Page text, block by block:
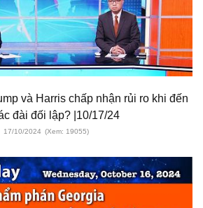
và Harris chấp nhận rủi ro khi đến
đài đối lập? |10/17/24
17/10/2024 (Xem: 19055)